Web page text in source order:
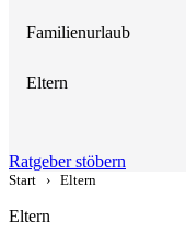
Familienurlaub
Eltern
Ratgeber stöbern
Start › Eltern
Eltern